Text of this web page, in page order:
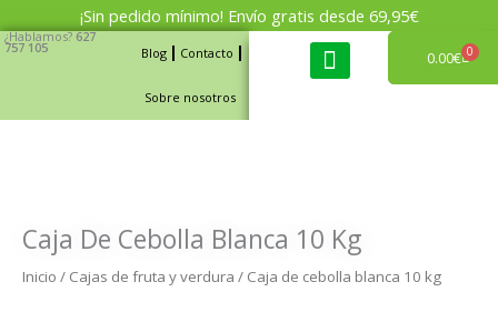
al
¡Sin pedido mínimo! Envío gratis desde 69,95€
¿Hablamos?627
757 105 Blog Contacto
Sobre nosotros
0.00€ 0
Caja De Cebolla Blanca 10 Kg
Inicio / Cajas de fruta y verdura / Caja de cebolla blanca 10 kg